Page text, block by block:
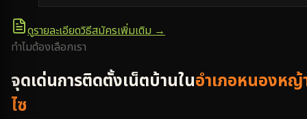
ดูรายละเอียดวิธีสมัครเพิ่มเติม →
ทำไมต้องเลือกเรา
จุดเด่นการติดตั้งเน็ตบ้านในอำเภอหนองหญ้
ไซ